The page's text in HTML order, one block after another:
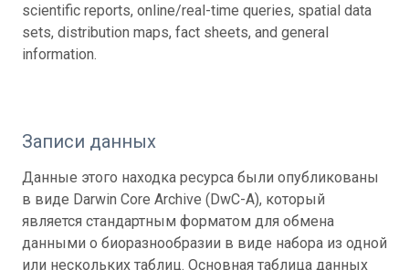
scientific reports, online/real-time queries, spatial data
sets, distribution maps, fact sheets, and general
information.
Записи данных
Данные этого находка ресурса были опубликованы
в виде Darwin Core Archive (DwC-A), который
является стандартным форматом для обмена
данными о биоразнообразии в виде набора из одной
или нескольких таблиц. Основная таблица данных